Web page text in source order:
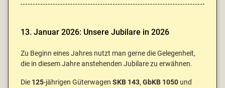
13. Januar 2026: Unsere Jubilare in 2026
Zu Beginn eines Jahres nutzt man gerne die Gelegenheit,
die in diesem Jahre anstehenden Jubilare zu erwähnen.
Die 125-jährigen Güterwagen SKB 143, GbKB 1050 und